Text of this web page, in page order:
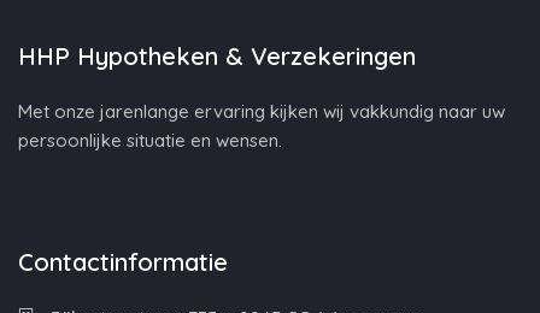
HHP Hypotheken & Verzekeringen
Met onze jarenlange ervaring kijken wij vakkundig naar uw
persoonlijke situatie en wensen.
Contactinformatie